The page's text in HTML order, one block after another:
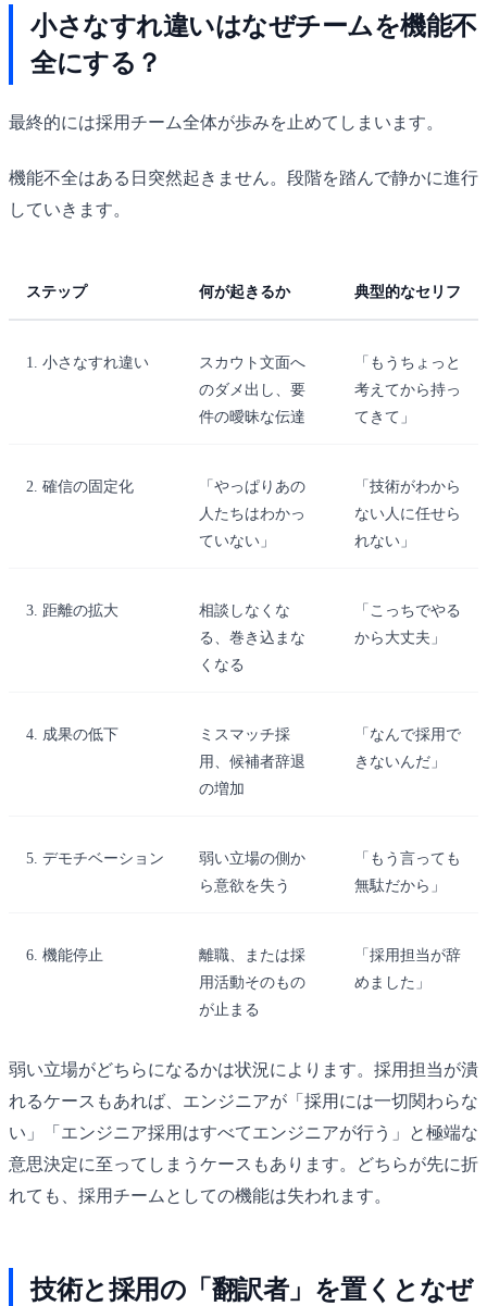
小さなすれ違いはなぜチームを機能不
全にする？
最終的には採用チーム全体が歩みを止めてしまいます。
機能不全はある日突然起きません。段階を踏んで静かに進行
していきます。
ステップ 何が起きるか 典型的なセリフ
1. 小さなすれ違い
スカウト文面へ
のダメ出し、要
件の曖昧な伝達
「もうちょっと
考えてから持っ
てきて」
2. 確信の固定化
「やっぱりあの
人たちはわかっ
ていない」
「技術がわから
ない人に任せら
れない」
3. 距離の拡大
相談しなくな
る、巻き込まな
くなる
「こっちでやる
から大丈夫」
4. 成果の低下
ミスマッチ採
用、候補者辞退
の増加
「なんで採用で
きないんだ」
5. デモチベーション
弱い立場の側か
ら意欲を失う
「もう言っても
無駄だから」
6. 機能停止
離職、または採
用活動そのもの
が止まる
「採用担当が辞
めました」
弱い立場がどちらになるかは状況によります。採用担当が潰
れるケースもあれば、エンジニアが「採用には一切関わらな
い」「エンジニア採用はすべてエンジニアが行う」と極端な
意思決定に至ってしまうケースもあります。どちらが先に折
れても、採用チームとしての機能は失われます。
技術と採用の「翻訳者」を置くとなぜ